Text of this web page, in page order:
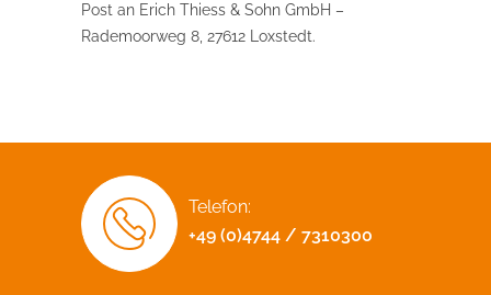
Post an Erich Thiess & Sohn GmbH –
Rademoorweg 8, 27612 Loxstedt.
Telefon:
+49 (0)4744 / 7310300